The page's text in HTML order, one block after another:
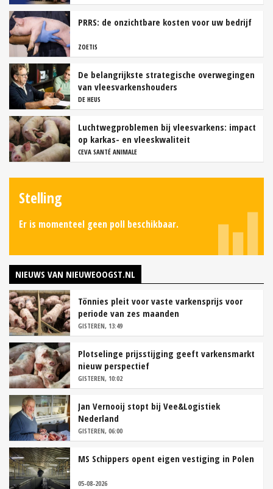
PRRS: de onzichtbare kosten voor uw bedrijf
ZOETIS
De belangrijkste strategische overwegingen
van vleesvarkenshouders
DE HEUS
Luchtwegproblemen bij vleesvarkens: impact
op karkas- en vleeskwaliteit
CEVA SANTÉ ANIMALE
Stelling
Er is momenteel geen poll beschikbaar.
NIEUWS VAN NIEUWEOOGST.NL
Tönnies pleit voor vaste varkensprijs voor
periode van zes maanden
GISTEREN, 13:49
Plotselinge prijsstijging geeft varkensmarkt
nieuw perspectief
GISTEREN, 10:02
Jan Vernooij stopt bij Vee&Logistiek
Nederland
GISTEREN, 06:00
MS Schippers opent eigen vestiging in Polen
05-08-2026